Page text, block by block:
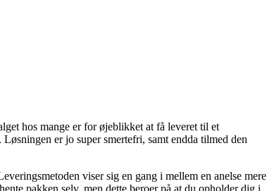
hos mange er for øjeblikket at få leveret til et
er jo super smertefri, samt endda tilmed den
viser sig en gang i mellem en anelse mere
pakken selv, men dette beroer på at du opholder dig i